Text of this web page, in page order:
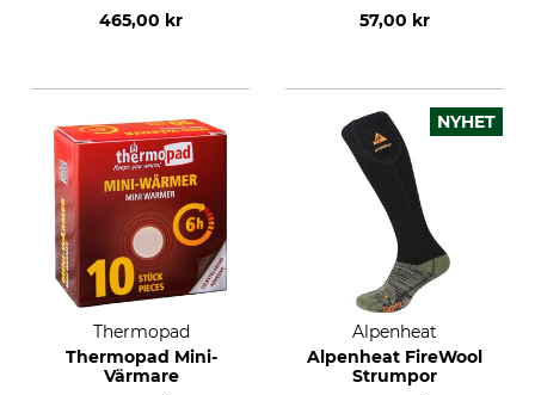
465,00 kr 57,00 kr
Thermopad
Thermopad Mini-
Värmare
NYHET
Alpenheat
Alpenheat FireWool
Strumpor